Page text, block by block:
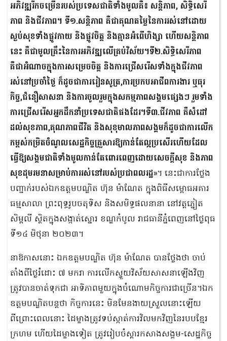
អភិវឌ្ឍរីកចម្រើនរបស់ប្រទេសជាតិទាំងមូលគឺ៖ សន្តិភាព, សិទ្ធិសេរី
ភាព និងជីវភាព។ ទី១.សន្តិភាព គឺជាគុណតម្លៃនៃការរស់នៅដោយ
ស្ងប់សុខទាំងផ្លូវកាយ និងផ្លូវចិត្ត និងគ្មានអំពើហិង្សា ហើយសន្តិភាព
នេះ គឺជាមូលគ្រឹះនៃការអភិវឌ្ឍលើគ្រប់វិស័យ។ទី២.សិទ្ធិសេរីភាព
គឺជាអំណាចក្នុងការសម្រេចចិត្ត និងការជ្រើសរើសទាំងក្នុងជីវភាព
រស់នៅប្រចាំថ្ងៃ ក៏ដូចជាការរៀនសូត្រ,ការប្រកបអាជីពការងារ ឬធុរ
កិច្ច,ជំនឿសាសនា និងការចូលរួមក្នុងសកម្មភាពសង្គមផ្សេងៗ រួមទាំង
ការជ្រើសរើសអ្នកដឹកនាំប្រទេសជាតិផងដែរ។ទី៣.ជីវភាព គឺសំដៅ
ដល់សុខភាព,គុណភាពជីវិត និងសុខុមាលភាពសង្គមក៏ដូចជាការលើក
កម្ពស់កម្រិតចំណូលសេដ្ឋកិច្ចគ្រួសារឱ្យកាន់តែល្អប្រសើរហើយដែល
ធ្វើឱ្យសង្គមជាតិទាំងមូលកាន់តែពោរពេញដោយសេចក្តីសុខ និងភាព
សុខដុមរមនាសម្រាប់ការរស់នៅរបស់ប្រជាពលរដ្ឋ»។ នេះជាការថ្លែង
បញ្ជាក់របស់ឯកឧត្ដមបណ្ឌិត ហ៊ុន ម៉ាណែត ក្នុងពិធីសម្ពោធអគារ
ធម្មសាលា ព្រះពុទ្ធរូបចតុទិស និងសមិទ្ធផលនានា នៅវត្តភ្នៀត
សិម្ពលី ស្ថិតក្នុងសង្កាត់ស្នោរ ខណ្ឌកំបូល រាជធានីភ្នំពេញនៅថ្ងៃពុធ
ទី១៤ មិថុនា ២០២៣។
នាឱកាសនោះ ឯកឧត្តមបណ្ឌិត ហ៊ុន ម៉ាណែត បានថ្លែងថា ចាប់
តាំងពីថ្ងៃរំដោះ ៧ មករា ការលើកស្ទួយវិស័យសាសនាឡើងវិញ
ត្រូវបានចាត់ទុកជា អាទិភាពមួយក្នុងចំណោមកិច្ចការជាច្រើន។ឯក
ឧត្តមបណ្ឌិតបន្តថា កិច្ចការនេះ មិនមែនងាយស្រួលនោះឡើយ
ពីព្រោះពេលនោះ ដៃម្ខាងត្រូវទប់ស្កាត់ការវិលមកវិញនៃរបបខ្មែរ
ក្រហម ហើយដៃម្ខាងទៀត ត្រូវរៀបចំស្តារកសាងសង្គម-សេដ្ឋកិច្ច